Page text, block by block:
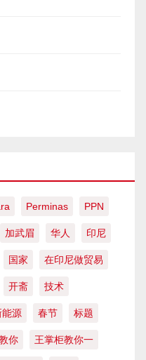
Perminas PPN
加武眉 华人 印尼
国家 在印尼做贸易
开斋 技术
能源 春节 标题
你 王掌柜教你一